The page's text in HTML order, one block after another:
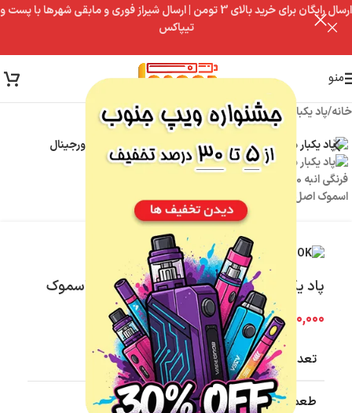
ارسال رایگان برای خرید بالای 3 تومن | ارسال شیراز فوری و مابقی شهرها با پست و
تیپاکس
منو
خانه/پاد یکبار مصرف/پاد یکبار مصرف 9000 پاف
پاد یکبار مصرف توت فرنگی انبه 9000 پاف اسموک
۷۹۰,۰۰۰تومان
تعداد پاف 9000 پاف
طعم توت فرنگی انبه